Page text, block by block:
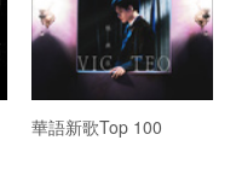
華語新歌Top 100